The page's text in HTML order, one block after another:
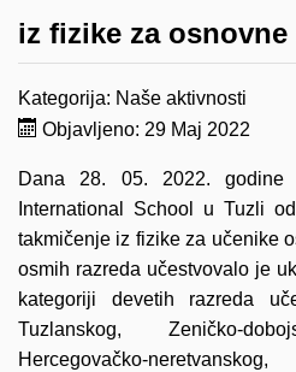
iz fizike za osnovne
Kategorija: Naše aktivnosti
Objavljeno: 29 Maj 2022
Dana 28. 05. 2022.
International School u Tuzli
takmičenje iz fizike za učenike
osmih razreda učestvovalo je
kategoriji devetih razreda
Tuzlanskog, Zeničko-
Hercegovačko-